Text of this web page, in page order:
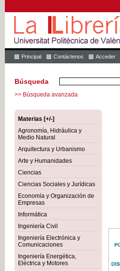
Principal Contáctenos Acceder
Búsqueda
>> Búsqueda avanzada
Materias [+/-]
Agronomía, Hidráulica y
Medio Natural
Arquitectura y Urbanismo
Arte y Humanidades
Ciencias
Ciencias Sociales y Jurídicas
Economía y Organización de
Empresas
Informática
Ingeniería Civil
Ingeniería Electrónica y
Comunicaciones
Ingeniería Energética,
Eléctrica y Motores